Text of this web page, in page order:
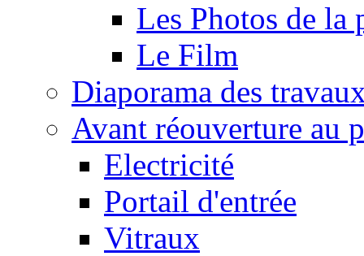
Les Photos de la
Le Film
Diaporama des
Avant réouverture au
Electricité
Portail d'entrée
Vitraux